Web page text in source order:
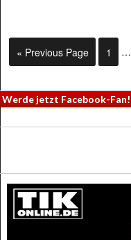
« Previous Page 1 …
Werde jetzt Facebook-Fan!